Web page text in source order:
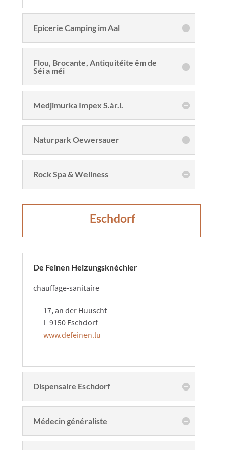
Epicerie Camping im Aal
Flou, Brocante, Antiquitéite ëm de
Séi a méi
Medjimurka Impex S.àr.l.
Naturpark Oewersauer
Rock Spa & Wellness
​​Eschdorf
De Feinen Heizungsknéchler
chauffage-sanitaire​​
17, an der Huuscht
L-9150 Eschdorf
www.defeinen.lu
Dispensaire Eschdorf
Médecin généraliste